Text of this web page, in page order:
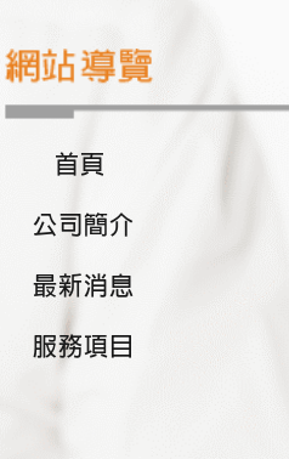
首頁
公司簡介
最新消息
服務項目